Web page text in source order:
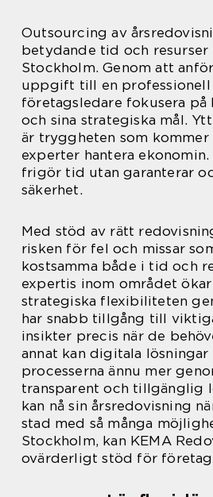
Outsourcing av
betydande tid och
Stockholm. Genom att
uppgift till en professionell
företagsledare fokusera på
och sina strategiska mål.
är tryggheten som kommer
experter hantera
frigör tid utan garanterar
säkerhet.
Med stöd av rätt
risken för fel och missar
kostsamma både i tid och
expertis inom området ökar
strategiska flexibiliteten
har snabb tillgång till
insikter precis när de
annat kan digitala
processerna ännu mer
transparent och tillgänglig
kan nå sin årsredovisning
stad med så många
Stockholm, kan KEMA
ovärderligt stöd för